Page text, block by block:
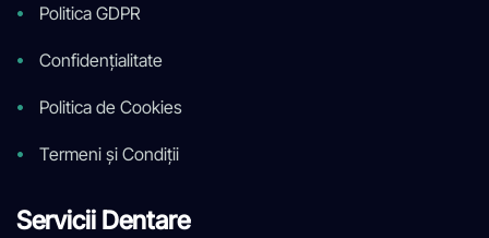
Politica GDPR
Confidențialitate
Politica de Cookies
Termeni și Condiții
Servicii Dentare